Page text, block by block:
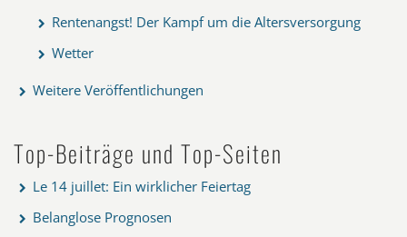
Rentenangst! Der Kampf um die Altersversorgung
Wetter
Weitere Veröffentlichungen
Top-Beiträge und Top-Seiten
Le 14 juillet: Ein wirklicher Feiertag
Belanglose Prognosen